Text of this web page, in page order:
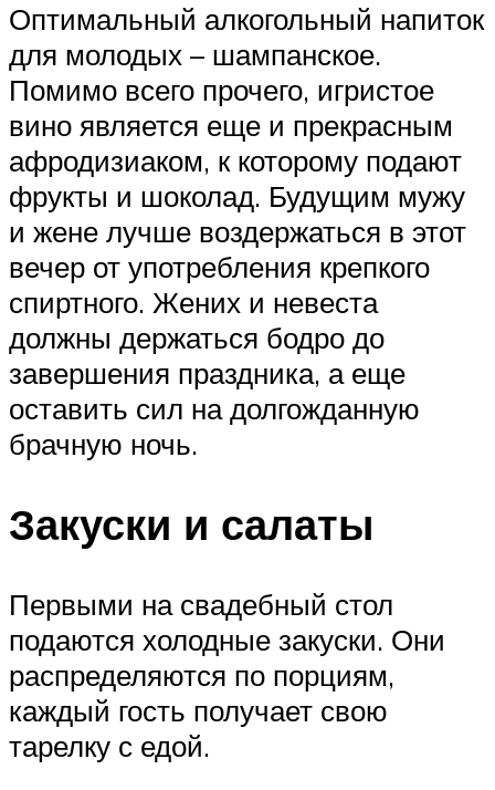
Оптимальный алкогольный напиток
для молодых – шампанское.
Помимо всего прочего, игристое
вино является еще и прекрасным
афродизиаком, к которому подают
фрукты и шоколад. Будущим мужу
и жене лучше воздержаться в этот
вечер от употребления крепкого
спиртного. Жених и невеста
должны держаться бодро до
завершения праздника, а еще
оставить сил на долгожданную
брачную ночь.
Закуски и салаты
Первыми на свадебный стол
подаются холодные закуски. Они
распределяются по порциям,
каждый гость получает свою
тарелку с едой.